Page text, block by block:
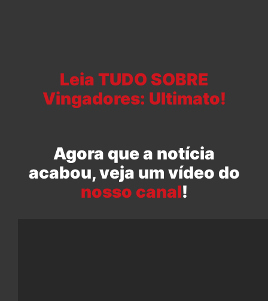
Leia TUDO SOBRE
Vingadores: Ultimato!
Agora que a notícia
acabou, veja um vídeo do
nosso canal!